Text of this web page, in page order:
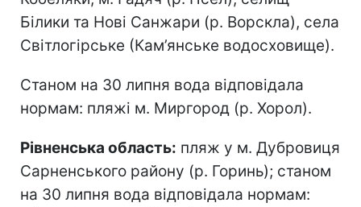
Білики та Нові Санжари (р. Ворскла), села
Світлогірське (Кам’янське водосховище).
Станом на 30 липня вода відповідала
нормам: пляжі м. Миргород (р. Хорол).
Рівненська область: пляж у м. Дубровиця
Сарненського району (р. Горинь); станом
на 30 липня вода відповідала нормам: